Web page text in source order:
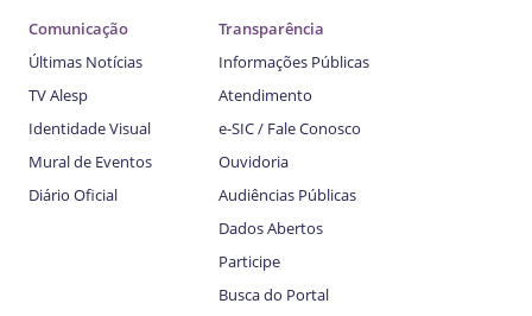
Comunicação
Últimas Notícias
TV Alesp
Identidade Visual
Mural de Eventos
Diário Oficial
Transparência
Informações Públicas
Atendimento
e-SIC / Fale Conosco
Ouvidoria
Audiências Públicas
Dados Abertos
Participe
Busca do Portal